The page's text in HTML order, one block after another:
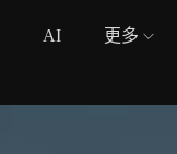
AI 更多